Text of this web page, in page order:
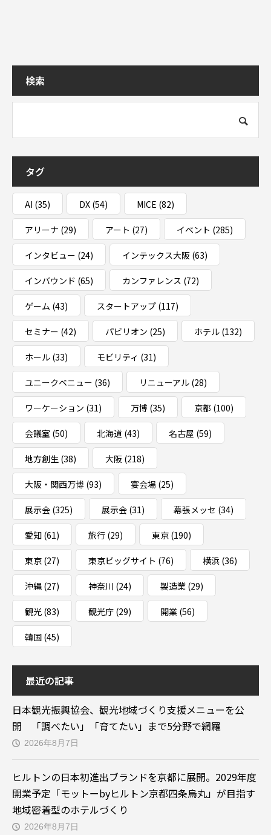
検索
タグ
AI (35) DX (54) MICE (82)
アリーナ (29) アート (27) イベント (285)
インタビュー (24) インテックス大阪 (63)
インバウンド (65) カンファレンス (72)
ゲーム (43) スタートアップ (117)
セミナー (42) パビリオン (25) ホテル (132)
ホール (33) モビリティ (31)
ユニークベニュー (36) リニューアル (28)
ワーケーション (31) 万博 (35) 京都 (100)
会議室 (50) 北海道 (43) 名古屋 (59)
地方創生 (38) 大阪 (218)
大阪・関西万博 (93) 宴会場 (25)
展示会 (325) 展示会 (31) 幕張メッセ (34)
愛知 (61) 旅行 (29) 東京 (190)
東京 (27) 東京ビッグサイト (76) 横浜 (36)
沖縄 (27) 神奈川 (24) 製造業 (29)
観光 (83) 観光庁 (29) 開業 (56)
韓国 (45)
最近の記事
日本観光振興協会、観光地域づくり支援メニューを公
開 「調べたい」「育てたい」まで5分野で網羅
2026年8月7日
ヒルトンの日本初進出ブランドを京都に展開。2029年度
開業予定「モットーbyヒルトン京都四条烏丸」が目指す
地域密着型のホテルづくり
2026年8月7日